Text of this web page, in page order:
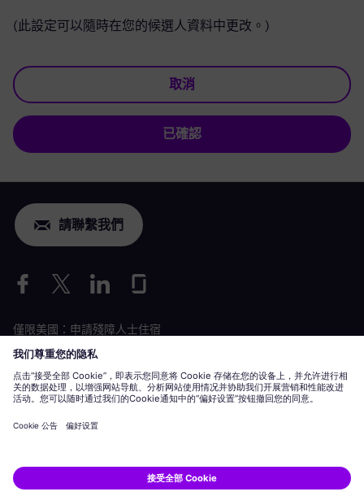
(此設定可以隨時在您的候選人資料中更改。)
取消
已確認
請聯繫我們
僅限美國：申請殘障人士住宿
勞動條件申請
Siemens Energy 是 Siemens AG 授權的商標。